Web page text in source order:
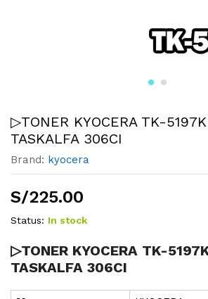
▷TONER KYOCERA TK-
TASKALFA 306CI
Brand: kyocera
S/225.00
Status: In stock
▷TONER KYOCERA TK-
TASKALFA 306CI